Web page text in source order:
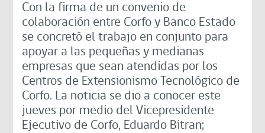
Con la firma de un convenio de
colaboración entre Corfo y Banco Estado
se concretó el trabajo en conjunto para
apoyar a las pequeñas y medianas
empresas que sean atendidas por los
Centros de Extensionismo Tecnológico de
Corfo. La noticia se dio a conocer este
jueves por medio del Vicepresidente
Ejecutivo de Corfo, Eduardo Bitran;